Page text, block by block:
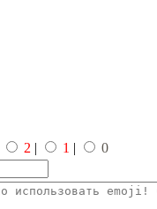
2 | 1 |
0